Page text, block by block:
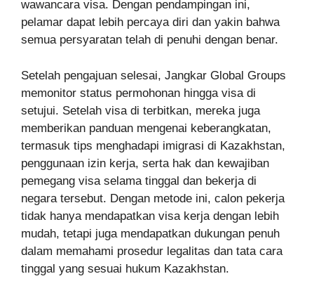
wawancara visa. Dengan pendampingan ini,
pelamar dapat lebih percaya diri dan yakin bahwa
semua persyaratan telah di penuhi dengan benar.
Setelah pengajuan selesai, Jangkar Global Groups
memonitor status permohonan hingga visa di
setujui. Setelah visa di terbitkan, mereka juga
memberikan panduan mengenai keberangkatan,
termasuk tips menghadapi imigrasi di Kazakhstan,
penggunaan izin kerja, serta hak dan kewajiban
pemegang visa selama tinggal dan bekerja di
negara tersebut. Dengan metode ini, calon pekerja
tidak hanya mendapatkan visa kerja dengan lebih
mudah, tetapi juga mendapatkan dukungan penuh
dalam memahami prosedur legalitas dan tata cara
tinggal yang sesuai hukum Kazakhstan.